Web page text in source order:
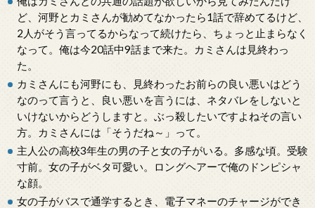
ど、河野とカミさんが勧めてなかったら1話で辞めてるけど、
2人がそう言ってるからなって続けたら、ちょっと止まらなく
なって。俺は今20話中9話まで来た。カミさんは見終わっ
た。
カミさんにも河野にも、見終わったお前らの良い悪いはどう
なのって言うと、良い悪いを言うには、ネタバレをしないと
いけないからどうしますと。ぶっ殺したいですよねその言い
方。カミさんには「そうだね～」って。
主人公の高校3年生の男の子と女の子がいる。多感な頃。受験
寸前。女の子がベタ可愛い。ロングヘアーで俺のドンピシャ
な顔。
女の子がバスで通学するとき、電子マネーのチャージができ